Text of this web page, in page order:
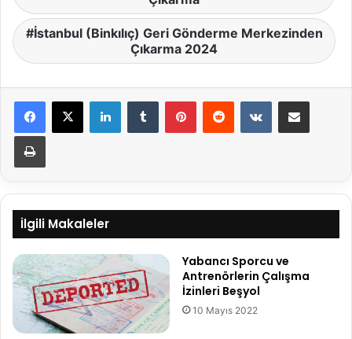
İstanbul (Binkılıç) Geri Gönderme Merkezinden
Çıkarma 2024
LinkedInTumblr PinterestReddit VKontakteE-Posta ile paylaş
Yazdır
İlgili Makaleler
Yabancı Sporcu ve
Antrenörlerin Çalışma
İzinleri Beşyol
10 Mayıs 2022